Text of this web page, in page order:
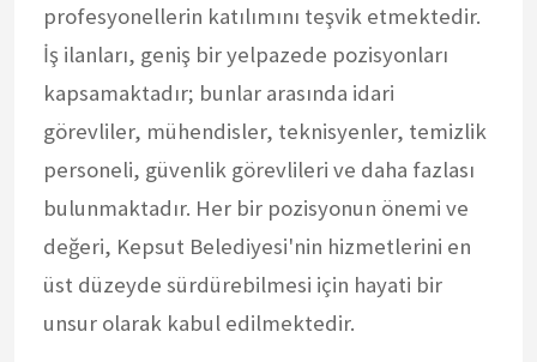
profesyonellerin katılımını teşvik etmektedir.
İş ilanları, geniş bir yelpazede pozisyonları
kapsamaktadır; bunlar arasında idari
görevliler, mühendisler, teknisyenler, temizlik
personeli, güvenlik görevlileri ve daha fazlası
bulunmaktadır. Her bir pozisyonun önemi ve
değeri, Kepsut Belediyesi'nin hizmetlerini en
üst düzeyde sürdürebilmesi için hayati bir
unsur olarak kabul edilmektedir.